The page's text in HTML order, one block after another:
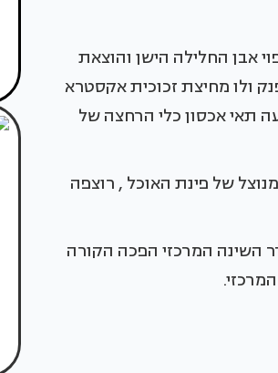
אבן החלילה הישן והוצאת
ולו מחיצת זכוכית אקסטרא
תאי אכסון כלי הרחצה של
איזור לא מנוצל של פינת האוכל , רוצפה
השינה המרכזי הפכה הקורה